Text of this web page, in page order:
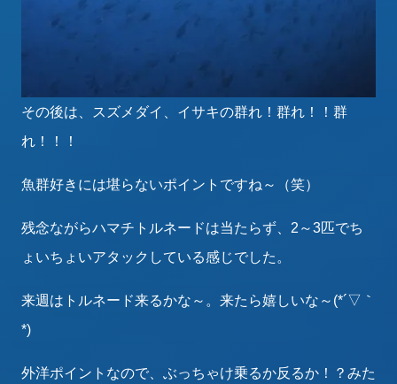
その後は、スズメダイ、イサキの群れ！群れ！！群
れ！！！
魚群好きには堪らないポイントですね～（笑）
残念ながらハマチトルネードは当たらず、2～3匹でち
ょいちょいアタックしている感じでした。
来週はトルネード来るかな～。来たら嬉しいな～(*´▽｀
*)
外洋ポイントなので、ぶっちゃけ乗るか反るか！？みた